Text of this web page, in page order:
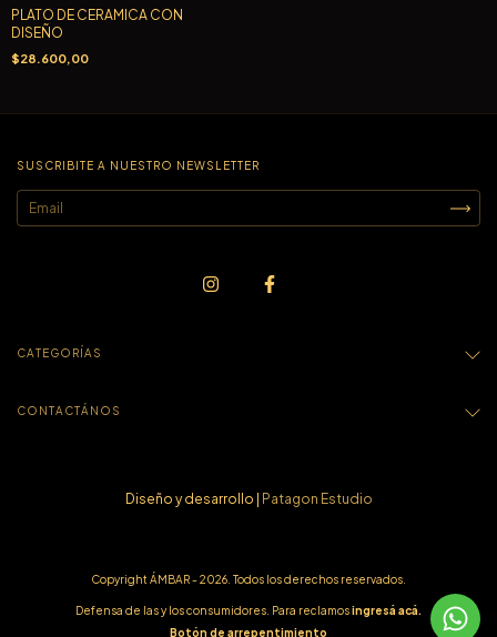
PLATO DE CERAMICA CON
DISEÑO
$28.600,00
SUSCRIBITE A NUESTRO NEWSLETTER
CATEGORÍAS
CONTACTÁNOS
Diseño y desarrollo | Patagon Estudio
Copyright ÁMBAR - 2026. Todos los derechos reservados.
Defensa de las y los consumidores. Para reclamosingresá acá.
Botón de arrepentimiento